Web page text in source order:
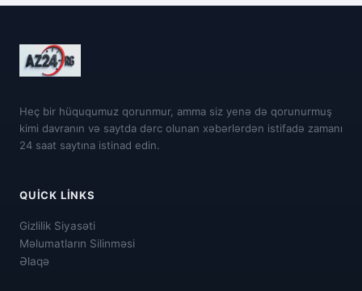
Heç bir hüququmuz qorunmur, amma siz yenə də qorunurmuş
kimi davranın və saytda dərc olunan xəbərlərdən istifadə zamanı
24 saat saytına istinad edin.
QUICK LINKS
Gizlilik Siyasəti
Məlumatların Silinməsi
Əlaqə